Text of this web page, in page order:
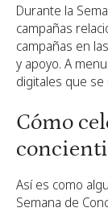
Durante la
campañas
campañas en
y apoyo. A
digitales que se
Cómo
Así es como
Semana de